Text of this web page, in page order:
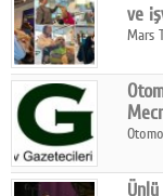
Künye
SOSYAL MEDYA
Facebook
Twitter
Google Plus
ve
Mars